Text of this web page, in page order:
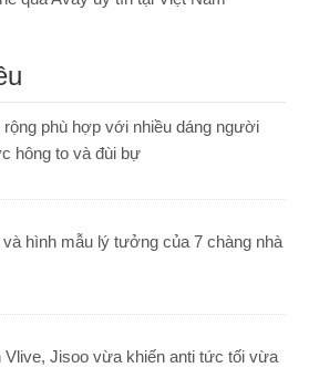
rộng phù hợp với nhiều dáng người
hông to và đùi bự
hình mẫu lý tưởng của 7 chàng nhà
Vlive, Jisoo vừa khiến anti tức tối vừa